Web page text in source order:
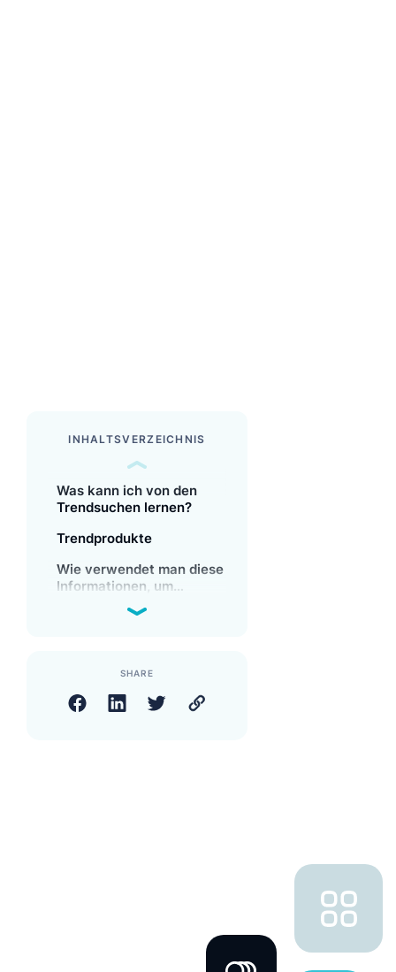
INHALTSVERZEICHNIS
Was kann ich von den
Trendsuchen lernen?
Trendprodukte
Wie verwendet man diese
Informationen, um
zu verbessern?
SHARE